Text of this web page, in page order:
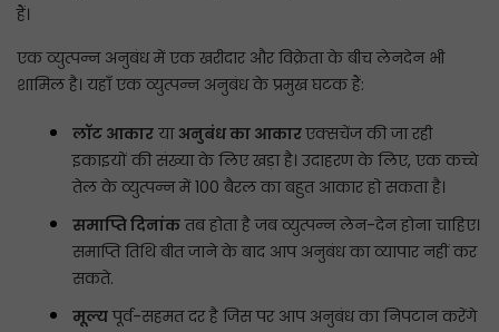
हैं।
एक व्युत्पन्न अनुबंध में एक खरीदार और विक्रेता के बीच लेनदेन भी
शामिल है। यहाँ एक व्युत्पन्न अनुबंध के प्रमुख घटक हैं:
लॉट आकार या अनुबंध का आकारएक्सचेंज की जा रही
इकाइयों की संख्या के लिए खड़ा है। उदाहरण के लिए, एक कच्चे
तेल के व्युत्पन्न में 100 बैरल का बहुत आकार हो सकता है।
समाप्ति दिनांकतब होता है जब व्युत्पन्न लेन-देन होना चाहिए।
समाप्ति तिथि बीत जाने के बाद आप अनुबंध का व्यापार नहीं कर
सकते.
मूल्यपूर्व-सहमत दर है जिस पर आप अनुबंध का निपटान करेंगे